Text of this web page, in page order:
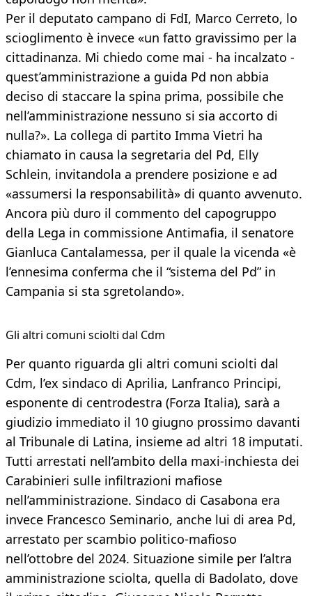
Per il deputato campano di FdI, Marco Cerreto, lo
scioglimento è invece «un fatto gravissimo per la
cittadinanza. Mi chiedo come mai - ha incalzato -
quest’amministrazione a guida Pd non abbia
deciso di staccare la spina prima, possibile che
nell’amministrazione nessuno si sia accorto di
nulla?». La collega di partito Imma Vietri ha
chiamato in causa la segretaria del Pd, Elly
Schlein, invitandola a prendere posizione e ad
«assumersi la responsabilità» di quanto avvenuto.
Ancora più duro il commento del capogruppo
della Lega in commissione Antimafia, il senatore
Gianluca Cantalamessa, per il quale la vicenda «è
l’ennesima conferma che il “sistema del Pd” in
Campania si sta sgretolando».
​Gli altri comuni sciolti dal Cdm
Per quanto riguarda gli altri comuni sciolti dal
Cdm, l’ex sindaco di Aprilia, Lanfranco Principi,
esponente di centrodestra (Forza Italia), sarà a
giudizio immediato il 10 giugno prossimo davanti
al Tribunale di Latina, insieme ad altri 18 imputati.
Tutti arrestati nell’ambito della maxi-inchiesta dei
Carabinieri sulle infiltrazioni mafiose
nell’amministrazione. Sindaco di Casabona era
invece Francesco Seminario, anche lui di area Pd,
arrestato per scambio politico-mafioso
nell’ottobre del 2024. Situazione simile per l’altra
amministrazione sciolta, quella di Badolato, dove